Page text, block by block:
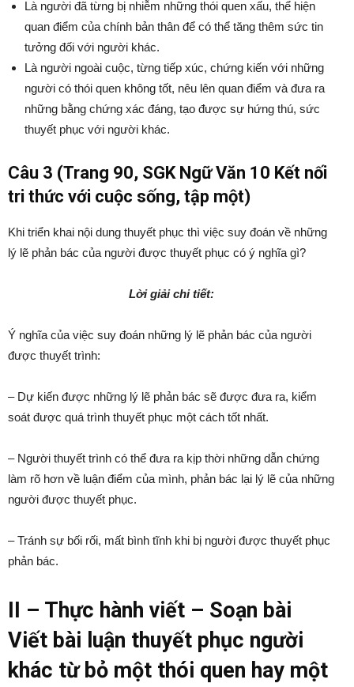
Là người đã từng bị nhiễm những thói quen xấu, thể hiện
quan điểm của chính bản thân để có thể tăng thêm sức tin
tưởng đối với người khác.
Là người ngoài cuộc, từng tiếp xúc, chứng kiến với những
người có thói quen không tốt, nêu lên quan điểm và đưa ra
những bằng chứng xác đáng, tạo được sự hứng thú, sức
thuyết phục với người khác.
Câu 3 (Trang 90, SGK Ngữ Văn 10 Kết nối
tri thức với cuộc sống, tập một)
Khi triển khai nội dung thuyết phục thì việc suy đoán về những
lý lẽ phản bác của người được thuyết phục có ý nghĩa gì?
Lời giải chi tiết:
Ý nghĩa của việc suy đoán những lý lẽ phản bác của người
được thuyết trình:
– Dự kiến được những lý lẽ phản bác sẽ được đưa ra, kiểm
soát được quá trình thuyết phục một cách tốt nhất.
– Người thuyết trình có thể đưa ra kịp thời những dẫn chứng
làm rõ hơn về luận điểm của mình, phản bác lại lý lẽ của những
người được thuyết phục.
– Tránh sự bối rối, mất bình tĩnh khi bị người được thuyết phục
phản bác.
II – Thực hành viết – Soạn bài
Viết bài luận thuyết phục người
khác từ bỏ một thói quen hay một